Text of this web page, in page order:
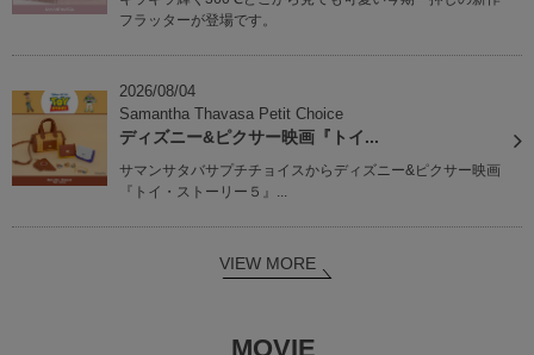
フラッターが登場です。
2026/08/04
Samantha Thavasa Petit Choice
ディズニー&ピクサー映画『トイ...
サマンサタバサプチチョイスからディズニー&ピクサー映画
『トイ・ストーリー５』...
VIEW MORE
MOVIE